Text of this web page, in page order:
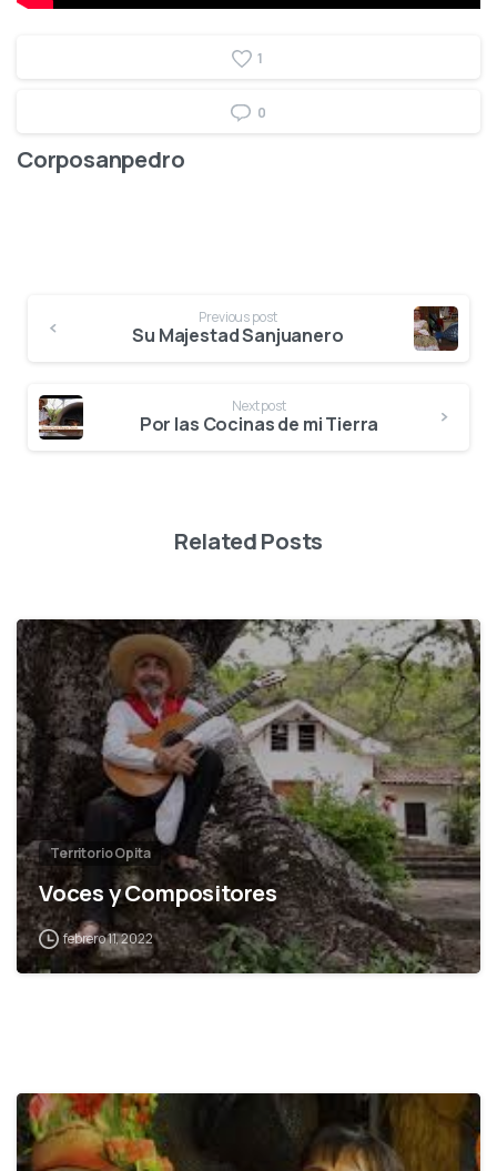
1
0
Corposanpedro
Previous post
Su Majestad Sanjuanero
Next post
Por las Cocinas de mi Tierra
Related Posts
3
Territorio Opita
Voces y Compositores
febrero 11, 2022